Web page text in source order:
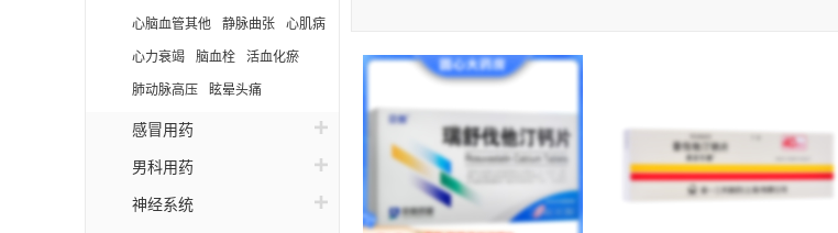
心脑血管其他 静脉曲张 心肌病
心力衰竭 脑血栓 活血化瘀
肺动脉高压 眩晕头痛
感冒用药
男科用药
神经系统
三元 浦惠旨
怡康寿 之乐 理舒达 邦之
舒迈通 美达信 金美济 一贯